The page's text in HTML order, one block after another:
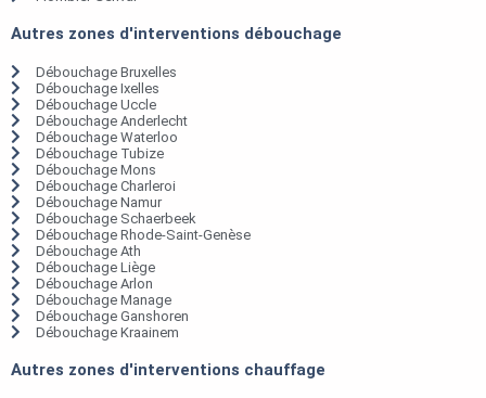
Autres zones d'interventions débouchage
Débouchage Bruxelles
Débouchage Ixelles
Débouchage Uccle
Débouchage Anderlecht
Débouchage Waterloo
Débouchage Tubize
Débouchage Mons
Débouchage Charleroi
Débouchage Namur
Débouchage Schaerbeek
Débouchage Rhode-Saint-Genèse
Débouchage Ath
Débouchage Liège
Débouchage Arlon
Débouchage Manage
Débouchage Ganshoren
Débouchage Kraainem
Autres zones d'interventions chauffage